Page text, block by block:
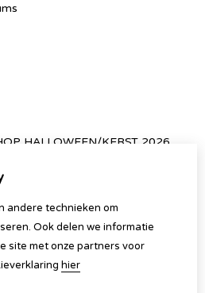
HALLOWEEN/KERST 2026
andere technieken om
Ook delen we informatie
site met onze partners voor
hier